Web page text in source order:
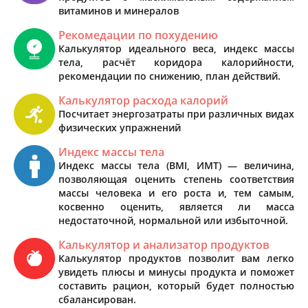
витаминов и минералов
Рекомедации по похудению
Калькулятор идеального веса, индекс массы
тела, расчёт коридора калорийности,
рекомендации по снижению, план действий.
Калькулятор расхода калорий
Посчитает энергозатраты при различных видах
физических упражнений
Индекс массы тела
Индекс массы тела (BMI, ИМТ) — величина,
позволяющая оценить степень соответствия
массы человека и его роста и, тем самым,
косвенно оценить, является ли масса
недостаточной, нормальной или избыточной.
Калькулятор и анализатор продуктов
Калькулятор продуктов позволит вам легко
увидеть плюсы и минусы продукта и поможет
составить рацион, который будет полностью
сбалансирован.